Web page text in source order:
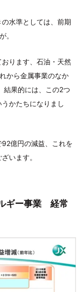
水準としては、前期
。
ります、石油・天然
から金属事業のなか
結果的には、この2つ
かたちになりまし
億円の減益、これを
います。
ギー事業 経常